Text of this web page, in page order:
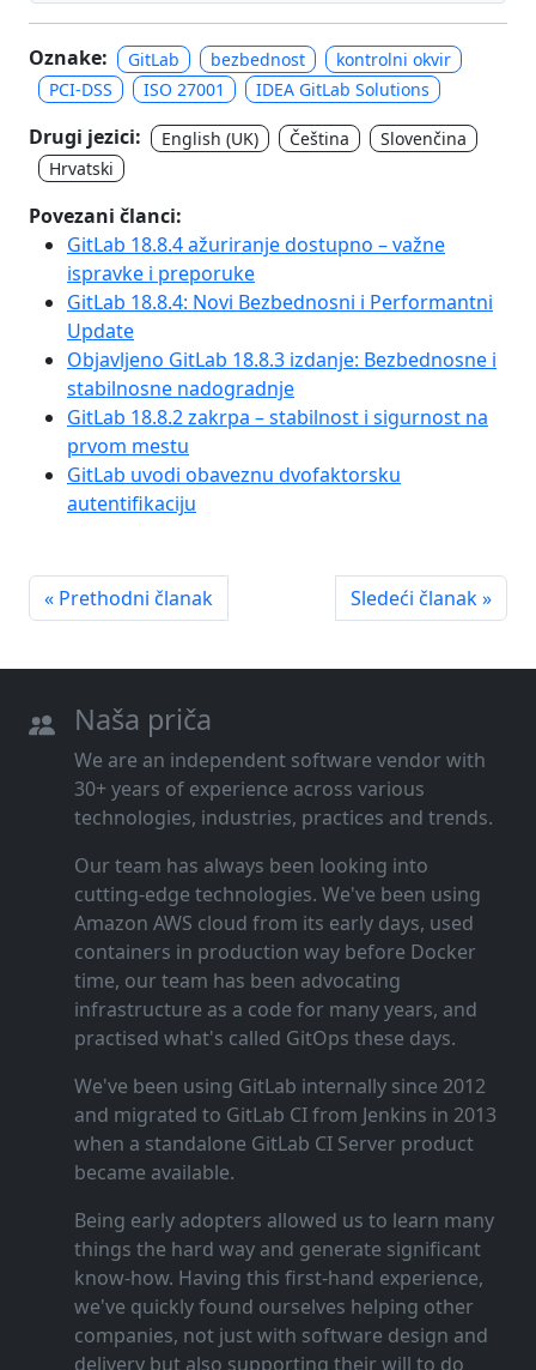
Oznake: GitLab bezbednost
kontrolni okvir
PCI-DSS
ISO 27001 IDEA GitLab Solutions
Drugi jezici: English (UK) Čeština
Slovenčina
Hrvatski
Povezani članci:
GitLab 18.8.4 ažuriranje dostupno – važne
ispravke i preporuke
GitLab 18.8.4: Novi Bezbednosni i Performantni
Update
Objavljeno GitLab 18.8.3 izdanje: Bezbednosne i
stabilnosne nadogradnje
GitLab 18.8.2 zakrpa – stabilnost i sigurnost na
prvom mestu
GitLab uvodi obaveznu dvofaktorsku
autentifikaciju
« Prethodni članak Sledeći članak »
Naša priča
We are an independent software vendor with
30+ years of experience across various
technologies, industries, practices and trends.
Our team has always been looking into
cutting‑edge technologies. We've been using
Amazon AWS cloud from its early days, used
containers in production way before Docker
time, our team has been advocating
infrastructure as a code for many years, and
practised what's called GitOps these days.
We've been using GitLab internally since 2012
and migrated to GitLab CI from Jenkins in 2013
when a standalone GitLab CI Server product
became available.
Being early adopters allowed us to learn many
things the hard way and generate significant
know‑how. Having this first‑hand experience,
we've quickly found ourselves helping other
companies, not just with software design and
delivery but also supporting their will to do